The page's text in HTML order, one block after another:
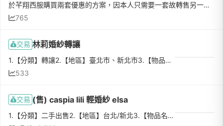
於芊翔西服購買兩套優惠的方案，因本人只需要一套故轉售另一套訂製西裝的名額🔹單套(外套+褲子)售價：20000 (原價25000)🔹內容說明：可親自到門市量身、挑選布料與版型無使用期限終身免費修改（體型變化可調整）🔹交易...
765
交易 林莉婚紗轉讓
1.【分類】轉讓2.【地區】臺北市、新北市3.【物品名稱】婚紗4.【數量】15.【物品狀態】全新（尚未使用）6.【介紹】「林莉婚紗」宴客禮服單租專案：B方案✨B方案內容：B區白紗*1 + A區晚禮服*2另外還有好禮三選一🎁(1)...
533
交易 (售) caspia lili 輕婚紗 elsa
1.【分類】二手出售2.【地區】台北/新北3.【物品名稱】caspia lili 輕婚紗 elsa s號4.【數量】15.【物品狀態】九成新6.【介紹】拍完婚紗了！出售超美輕婚紗👰🏻‍♀️內有實穿圖～～想找新娘傳承幸福(｡ì _ í｡)幾乎全新，...